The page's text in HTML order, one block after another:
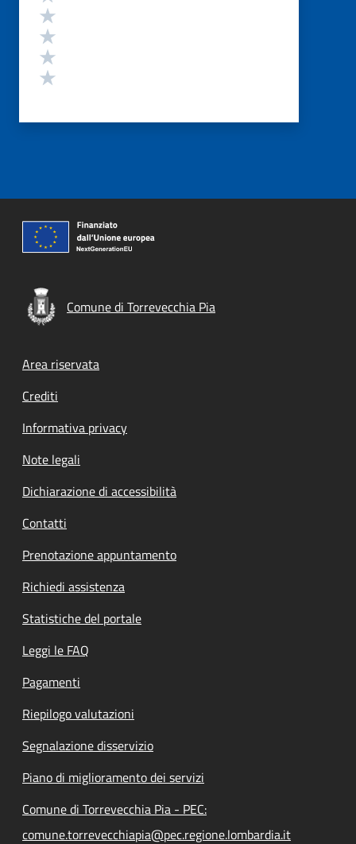
Comune di Torrevecchia Pia
Footer menu
Area riservata
Crediti
Informativa privacy
Note legali
Dichiarazione di accessibilità
Contatti
Prenotazione appuntamento
Richiedi assistenza
Statistiche del portale
Leggi le FAQ
Pagamenti
Riepilogo valutazioni
Segnalazione disservizio
Piano di miglioramento dei servizi
Comune di Torrevecchia Pia - PEC:
comune.torrevecchiapia@pec.regione.lombardia.it